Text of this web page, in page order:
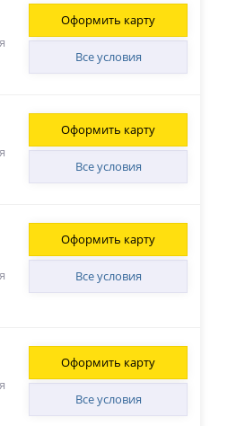
Все условия
Оформить карту
Все условия
Оформить карту
Все условия
Оформить карту
Все условия
Оформить карту